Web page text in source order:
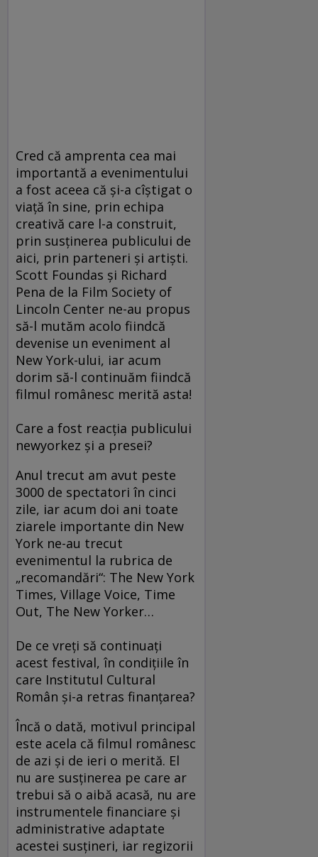
Cred că amprenta cea mai
importantă a evenimentului
a fost aceea că şi-a cîştigat o
viaţă în sine, prin echipa
creativă care l-a construit,
prin susţinerea publicului de
aici, prin parteneri şi artişti.
Scott Foundas şi Richard
Pena de la Film Society of
Lincoln Center ne-au propus
să-l mutăm acolo fiindcă
devenise un eveniment al
New York-ului, iar acum
dorim să-l continuăm fiindcă
filmul românesc merită asta!
Care a fost reacţia publicului
newyorkez şi a presei?
Anul trecut am avut peste
3000 de spectatori în cinci
zile, iar acum doi ani toate
ziarele importante din New
York ne-au trecut
evenimentul la rubrica de
„recomandări“: The New York
Times, Village Voice, Time
Out, The New Yorker…
De ce vreţi să continuaţi
acest festival, în condiţiile în
care Institutul Cultural
Român şi-a retras finanţarea?
Încă o dată, motivul principal
este acela că filmul românesc
de azi şi de ieri o merită. El
nu are susţinerea pe care ar
trebui să o aibă acasă, nu are
instrumentele financiare şi
administrative adaptate
acestei susţineri, iar regizorii